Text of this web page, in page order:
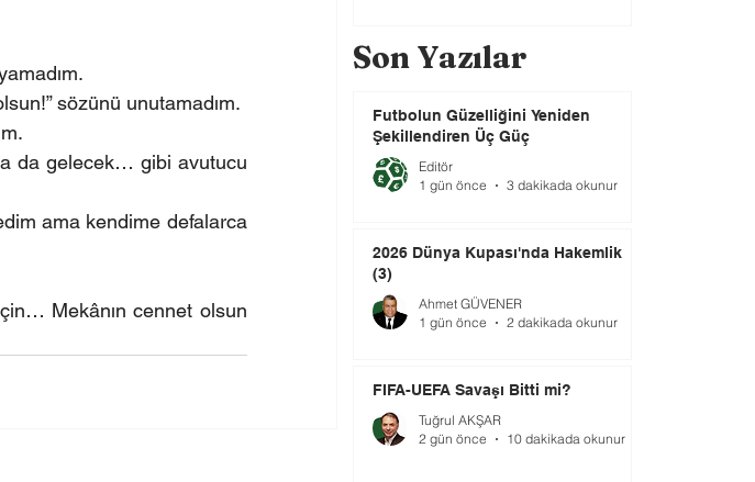
sözünü unutamadım.
da gelecek… gibi avutucu
ama kendime defalarca
Mekânın cennet olsun
Son Yazılar
Futbolun Güzelliğini Yeniden
Şekillendiren Üç Güç
Editör
1 gün önce
3 dakikada okunur
2026 Dünya Kupası'nda Hakemlik
(3)
Ahmet GÜVENER
1 gün önce
2 dakikada okunur
FIFA-UEFA Savaşı Bitti mi?
Tuğrul AKŞAR
2 gün önce
10 dakikada okunur